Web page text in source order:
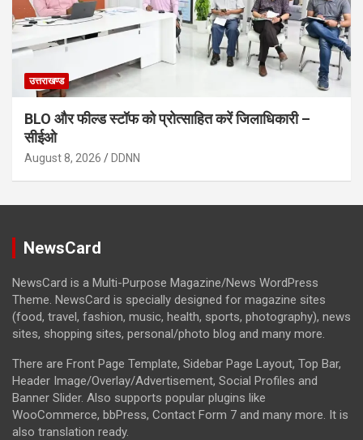
उत्तराखण्ड
BLO और फील्ड स्टॉफ को प्रोत्साहित करें जिलाधिकारी –
सीईओ
August 8, 2026 DDNN
NewsCard
NewsCard is a Multi-Purpose Magazine/News WordPress
Theme. NewsCard is specially designed for magazine sites
(food, travel, fashion, music, health, sports, photography), news
sites, shopping sites, personal/photo blog and many more.
There are Front Page Template, Sidebar Page Layout, Top Bar,
Header Image/Overlay/Advertisement, Social Profiles and
Banner Slider. Also supports popular plugins like
WooCommerce, bbPress, Contact Form 7 and many more. It is
also translation ready.